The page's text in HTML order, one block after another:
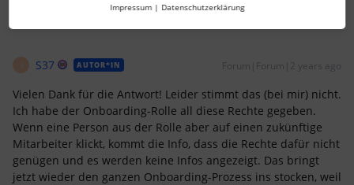
S37 AUTOR*IN Forum|Forum|2 years ago
Vielen Dank für die Antwort! Leider stimmt das (bei mir) nicht.
Ich habe der Onboarding-Rolle all diese Rechte gegeben.
Wenn eine Person aus der Rolle aber auf einen zukünftige
Mitarbeiter klickt, kommt die Info, dass die Rechte dafür nicht
genügen und es werden keine Infos angezeigt. Das bringt
jetzt wieder den ganzen Onboarding-Prozess ins stocken, weil
Impressum | Datenschutzerklärung